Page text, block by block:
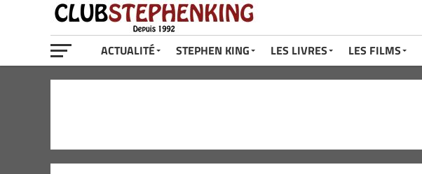
ACTUALITÉ STEPHEN KING LES LIVRES LES FILMS